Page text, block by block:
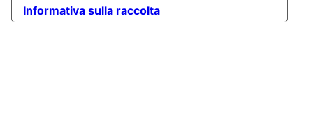
Informativa sulla raccolta